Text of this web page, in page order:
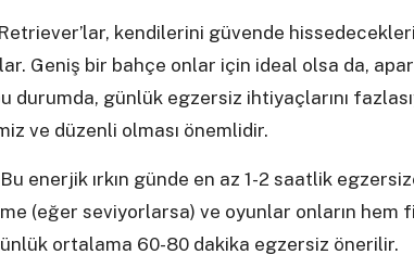
kendilerini güvende
Geniş bir bahçe onlar için ideal olsa da,
durumda, günlük egzersiz ihtiyaçlarını
ve düzenli olması önemlidir.
Bu enerjik ırkın günde en az 1-2 saatlik
(eğer seviyorlarsa) ve oyunlar onların hem
ortalama 60-80 dakika egzersiz önerilir.